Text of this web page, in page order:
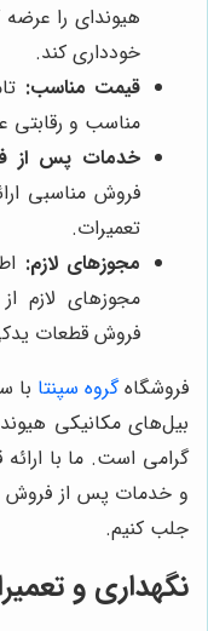
هیوندای را
خودداری کند.
قیمت مناسب:
مناسب و رقابتی
خدمات پس از
فروش مناسبی
تعمیرات.
مجوزهای لازم:
مجوزهای لازم
فروش قطعات
فروشگاهگروه سپنتا با
بیل‌های مکانیکی
گرامی است. ما با
و خدمات پس از فروش
جلب کنیم.
نگهداری و